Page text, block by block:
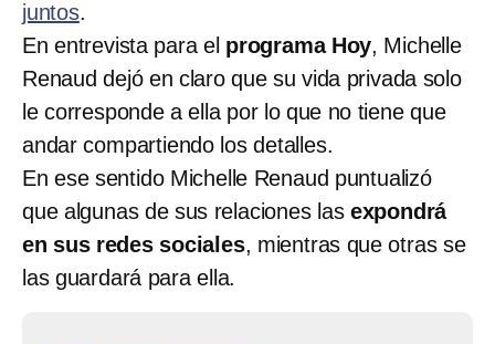
juntos.
En entrevista para el programa Hoy, Michelle
Renaud dejó en claro que su vida privada solo
le corresponde a ella por lo que no tiene que
andar compartiendo los detalles.
En ese sentido Michelle Renaud puntualizó
que algunas de sus relaciones las expondrá
en sus redes sociales, mientras que otras se
las guardará para ella.